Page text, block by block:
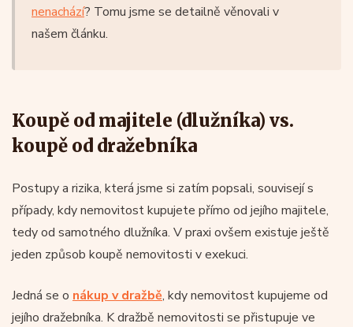
nenachází? Tomu jsme se detailně věnovali v
našem článku.
Koupě od majitele (dlužníka) vs.
koupě od dražebníka
Postupy a rizika, která jsme si zatím popsali, souvisejí s
případy, kdy nemovitost kupujete přímo od jejího majitele,
tedy od samotného dlužníka. V praxi ovšem existuje ještě
jeden způsob koupě nemovitosti v exekuci.
Jedná se o nákup v dražbě, kdy nemovitost kupujeme od
jejího dražebníka. K dražbě nemovitosti se přistupuje ve